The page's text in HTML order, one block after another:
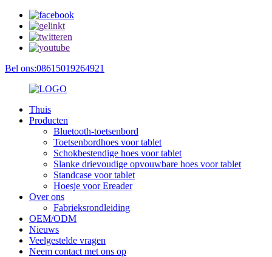
Bel ons:08615019264921
Thuis
Producten
Bluetooth-toetsenbord
Toetsenbordhoes voor tablet
Schokbestendige hoes voor tablet
Slanke drievoudige opvouwbare hoes voor tablet
Standcase voor tablet
Hoesje voor Ereader
Over ons
Fabrieksrondleiding
OEM/ODM
Nieuws
Veelgestelde vragen
Neem contact met ons op